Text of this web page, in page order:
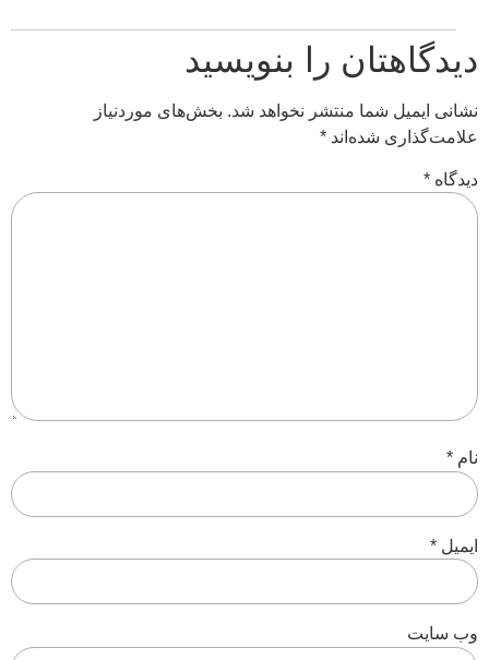
دیدگاهتان را بنویسید
نشانی ایمیل شما منتشر نخواهد شد. بخش‌های موردنیاز
علامت‌گذاری شده‌اند *
دیدگاه *
نام *
ایمیل *
وب‌ سایت